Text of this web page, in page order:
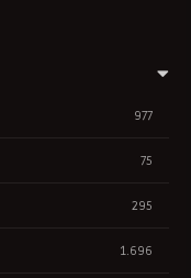
977
75
295
1.696